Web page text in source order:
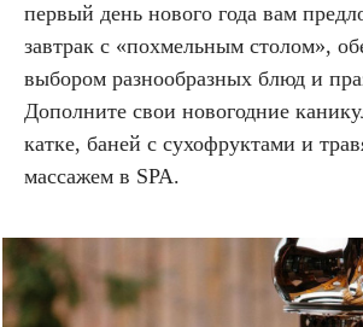
первый день нового года вам
завтрак с «похмельным столом»,
выбором разнообразных блюд и
Дополните свои новогодние
катке, баней с сухофруктами и
массажем в SPA.